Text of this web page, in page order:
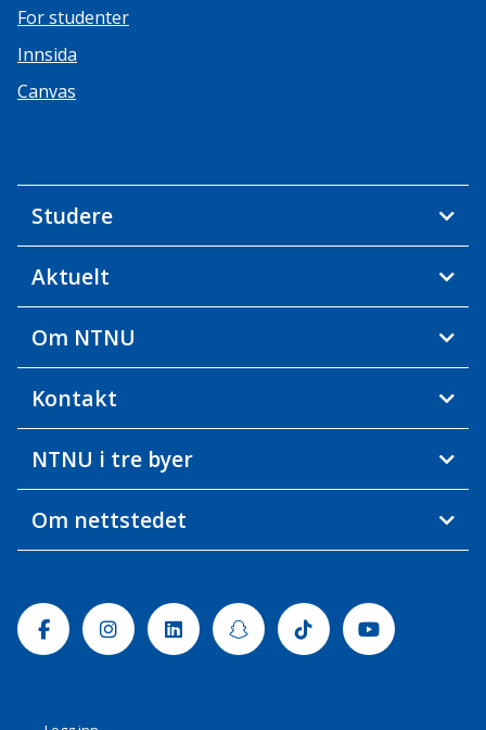
For studenter
Innsida
Canvas
Studere
Aktuelt
Om NTNU
Kontakt
NTNU i tre byer
Om nettstedet
FacebookInstagramLinkedinSnapchatTiktok Youtube